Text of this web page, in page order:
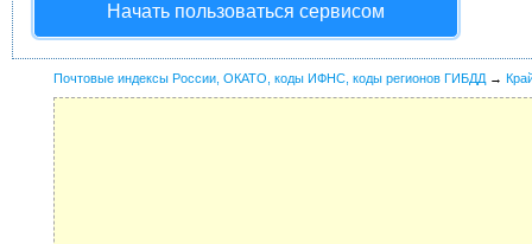
Начать пользоваться сервисом
Почтовые индексы России, ОКАТО, коды ИФНС, коды регионов ГИБДД →